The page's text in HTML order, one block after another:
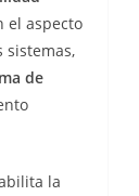
el aspecto
sistemas,
de
la